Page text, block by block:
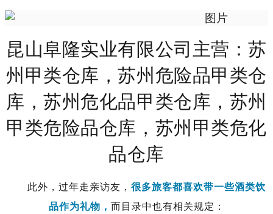
昆山阜隆实业有限公司主营：苏
州甲类仓库，苏州危险品甲类仓
库，苏州危化品甲类仓库，苏州
甲类危险品仓库，苏州甲类危化
品仓库
此外，过年走亲访友， 很多旅客都喜欢带一些酒类饮
品作为礼物， 而目录中也有相关规定：